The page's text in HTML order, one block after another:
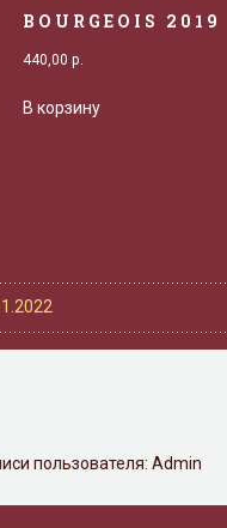
BOURGEOIS 2019
440,00р.
В корзину
пользователя: Admin